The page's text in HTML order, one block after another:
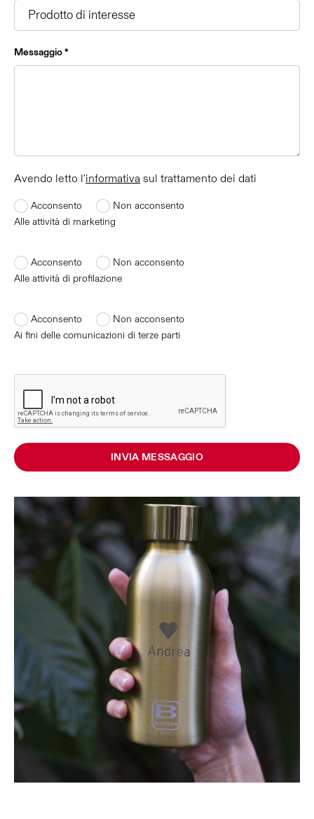
Messaggio *
Avendo letto l'informativa sul trattamento dei dati
Acconsento
Non acconsento
Alle attività di marketing
Acconsento
Non acconsento
Alle attività di profilazione
Acconsento
Non acconsento
Ai fini delle comunicazioni di terze parti
INVIA MESSAGGIO